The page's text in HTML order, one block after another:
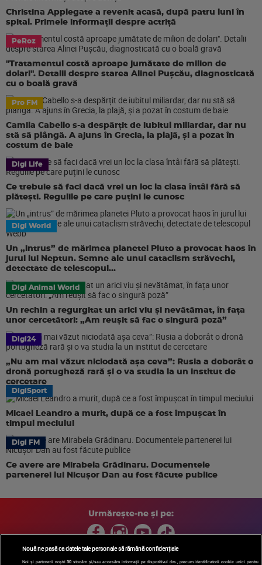
Christina Applegate a revenit acasă, după patru luni în
spital. Primele informații despre actriță
PeRoz
"Tratamentul costă aproape jumătate de milion de
dolari". Detalii despre starea Alinei Pușcău, diagnosticată
cu o boală gravă
Pro FM
Camila Cabello s-a despărțit de iubitul miliardar, dar nu
stă să plângă. A ajuns în Grecia, la plajă, și a pozat în
costum de baie
Digi Life
Ce trebuie să faci dacă vrei un loc la clasa întâi fără să
plătești. Regulile pe care puțini le cunosc
Digi World
Un „intrus” de mărimea planetei Pluto a provocat haos în
jurul lui Neptun. Semne ale unui cataclism străvechi,
detectate de telescopul...
Digi Animal World
Un rechin a regurgitat un arici viu și nevătămat, în fața
unor cercetători: „Am reușit să fac o singură poză”
Digi24
„Nu am mai văzut niciodată așa ceva”: Rusia a doborât o
dronă portugheză rară și o va studia la un institut de
cercetare
DigiSport
Micael Leandro a murit, după ce a fost împușcat în
timpul meciului
Digi FM
Ce avere are Mirabela Grădinaru. Documentele
partenerei lui Nicușor Dan au fost făcute publice
Urmărește-ne și pe:
Nouă ne pasă ca datele tale personale să rămână confidențiale
Noi și partenerii noștri30 stocăm și/sau accesăm informații pe dispozitivul dvs., precum identificatorii cookie unici pentru